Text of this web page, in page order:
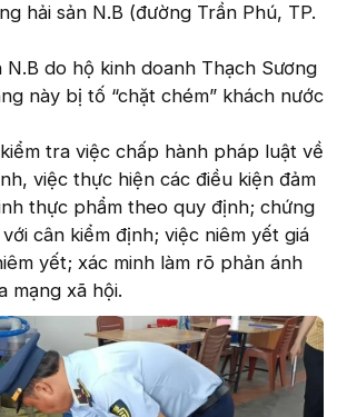
hải sản N.B (đường Trần Phú, TP.
N.B do hộ kinh doanh Thạch Sương
này bị tố “chặt chém” khách nước
tra việc chấp hành pháp luật về
việc thực hiện các điều kiện đảm
thực phẩm theo quy định; chứng
cân kiểm định; việc niêm yết giá
yết; xác minh làm rõ phản ánh
mạng xã hội.